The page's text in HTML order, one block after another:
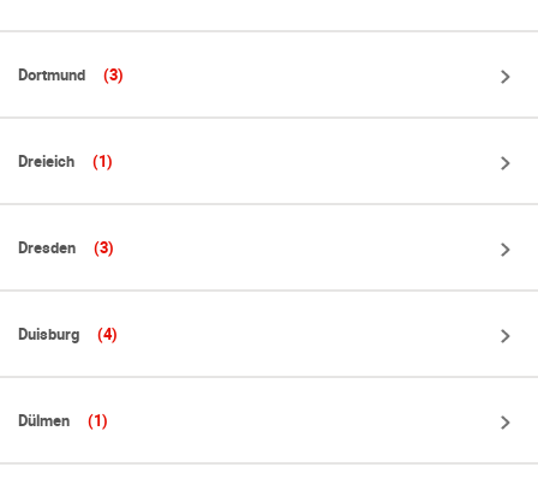
Dortmund (3)
Dreieich (1)
Dresden (3)
Duisburg (4)
Dülmen (1)